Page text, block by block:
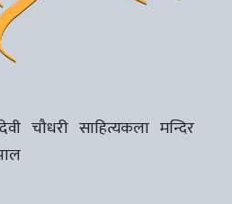
चौधरी साहित्यकला मन्दिर